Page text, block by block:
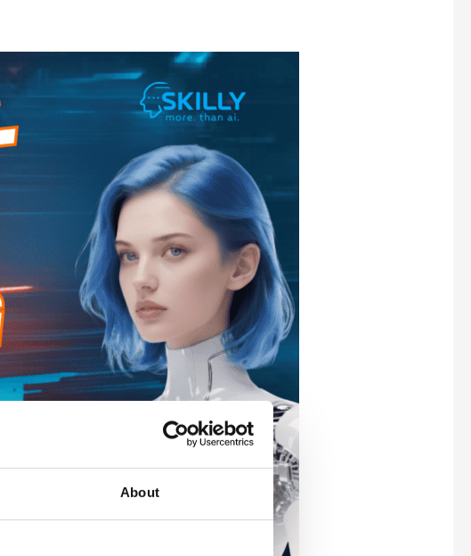
About